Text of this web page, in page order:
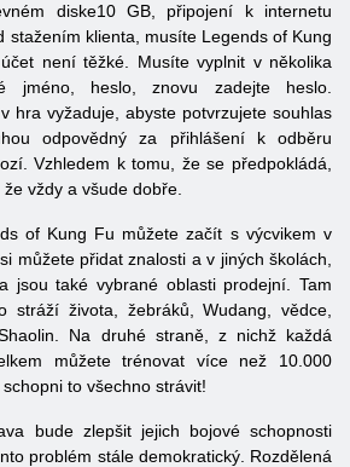
diske10 GB, připojení k internetu
stažením klienta, musíte Legends of Kung
není těžké. Musíte vyplnit v několika
jméno, heslo, znovu zadejte heslo.
hra vyžaduje, abyste potvrzujete souhlas
odpovědný za přihlášení k odběru
Vzhledem k tomu, že se předpokládá,
vždy a všude dobře.
of Kung Fu můžete začít s výcvikem v
můžete přidat znalosti a v jiných školách,
jsou také vybrané oblasti prodejní. Tam
stráží života, žebráků, Wudang, vědce,
Na druhé straně, z nichž každá
můžete trénovat více než 10.000
to všechno strávit!
bude zlepšit jejich bojové schopnosti
problém stále demokratický. Rozdělená